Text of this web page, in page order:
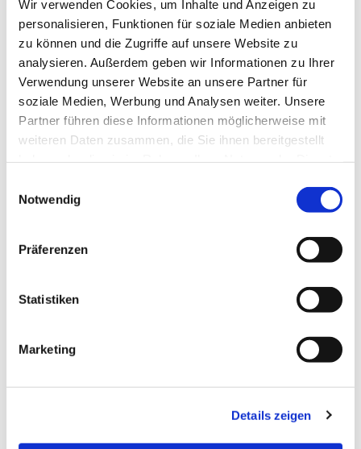
Wir verwenden Cookies, um Inhalte und Anzeigen zu
personalisieren, Funktionen für soziale Medien anbieten
zu können und die Zugriffe auf unsere Website zu
analysieren. Außerdem geben wir Informationen zu Ihrer
Verwendung unserer Website an unsere Partner für
soziale Medien, Werbung und Analysen weiter. Unsere
Partner führen diese Informationen möglicherweise mit
weiteren Daten zusammen, die Sie ihnen bereitgestellt
Notwendig
Präferenzen
Statistiken
Marketing
Details zeigen
Klinik für Gastroenterologie
Klinik für Gefäßchirurgie und
Endovaskuläre Chirurgie
Klinik für Plastische und Ästhetische
Chirurgie - Handchirurgie -
Klinik für Urologie und Kinderurologie
Zentren:
Adipositaszentrum